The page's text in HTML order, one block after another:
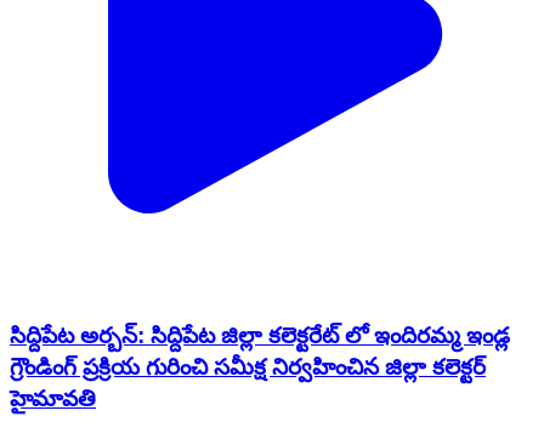
సిద్దిపేట అర్బన్: సిద్దిపేట జిల్లా కలెక్టరేట్ లో ఇందిరమ్మ ఇండ్ల
గ్రౌండింగ్ ప్రక్రియ గురించి సమీక్ష నిర్వహించిన జిల్లా కలెక్టర్
హైమావతి